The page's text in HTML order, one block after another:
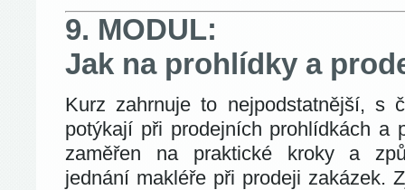
9. MODUL:
Jak na prohlídky a
Kurz zahrnuje to nejpodstatnější, s
potýkají při prodejních prohlídkách a
zaměřen na praktické kroky a
jednání makléře při prodeji zakázek.